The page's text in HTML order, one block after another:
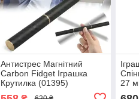
Антистрес Магнітний
Carbon Fidget Іграшка
Крутилка (01395)
27